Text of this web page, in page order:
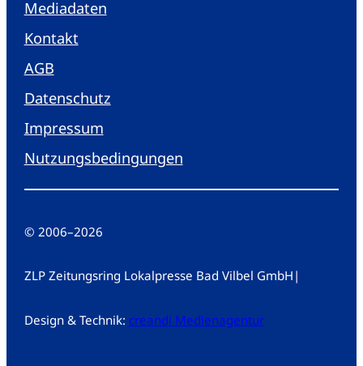
Mediadaten
Kontakt
AGB
Datenschutz
Impressum
Nutzungsbedingungen
© 2006–2026
ZLP Zeitungsring Lokalpresse Bad Vilbel GmbH |
Design & Technik: creandi Medienagentur